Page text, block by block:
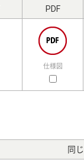
PDF
仕様図
同